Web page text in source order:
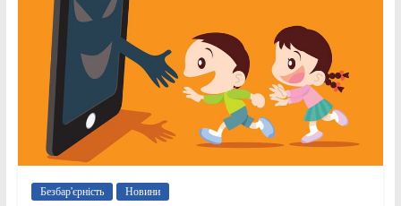
Безбар'єрність Новини